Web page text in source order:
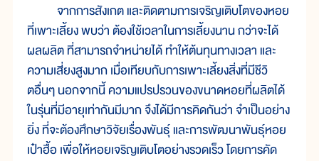
จากการสังเกต และติดตามการเจริญเติบโตของหอย
ที่เพาะเลี้ยง พบว่า ต้องใช้เวลาในการเลี้ยงนาน กว่าจะได้
ผลผลิต ที่สามารถจำหน่ายได้ ทำให้ต้นทุนทางเวลา และ
ความเสี่ยงสูงมาก เมื่อเทียบกับการเพาะเลี้ยงสิ่งที่มีชีวิ
ตอื่นๆ นอกจากนี้ ความแปรปรวนของขนาดหอยที่ผลิตได้
ในรุ่นที่มีอายุเท่ากันมีมาก จึงได้มีการคิดกันว่า จำเป็นอย่าง
ยิ่ง ที่จะต้องศึกษาวิจัยเรื่องพันธุ์ และการพัฒนาพันธุ์หอย
เป๋าฮื้อ เพื่อให้หอยเจริญเติบโตอย่างรวดเร็ว โดยการคัด